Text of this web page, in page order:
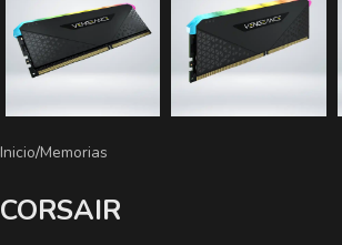
Inicio/Memorias
CORSAIR